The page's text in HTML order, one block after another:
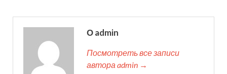
О admin
Посмотреть все записи
автора admin →